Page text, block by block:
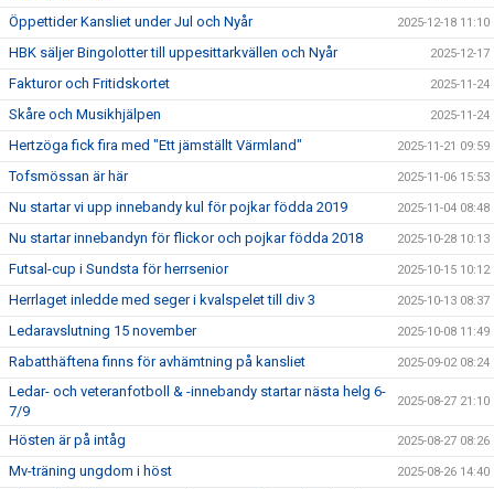
Öppettider Kansliet under Jul och Nyår 2025-12-18 11:10
HBK säljer Bingolotter till uppesittarkvällen och Nyår 2025-12-17
Fakturor och Fritidskortet 2025-11-24
Skåre och Musikhjälpen 2025-11-24
Hertzöga fick fira med "Ett jämställt Värmland" 2025-11-21 09:59
Tofsmössan är här 2025-11-06 15:53
Nu startar vi upp innebandy kul för pojkar födda 2019 2025-11-04 08:48
Nu startar innebandyn för flickor och pojkar födda 2018 2025-10-28 10:13
Futsal-cup i Sundsta för herrsenior 2025-10-15 10:12
Herrlaget inledde med seger i kvalspelet till div 3 2025-10-13 08:37
Ledaravslutning 15 november 2025-10-08 11:49
Rabatthäftena finns för avhämtning på kansliet 2025-09-02 08:24
Ledar- och veteranfotboll & -innebandy startar nästa helg 6-
7/9
2025-08-27 21:10
Hösten är på intåg 2025-08-27 08:26
Mv-träning ungdom i höst 2025-08-26 14:40